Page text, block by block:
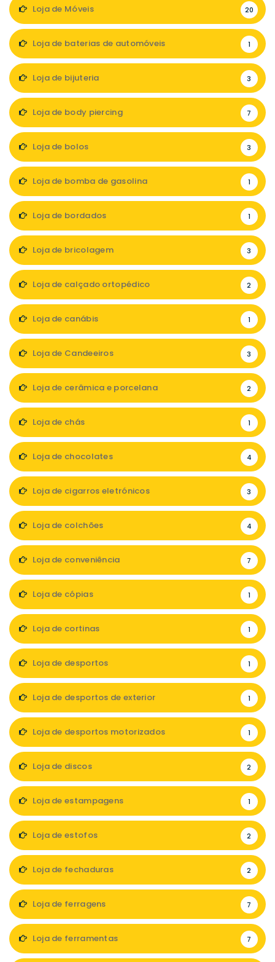
Loja de Móveis 20
Loja de baterias de automóveis 1
Loja de bijuteria 3
Loja de body piercing 7
Loja de bolos 3
Loja de bomba de gasolina 1
Loja de bordados 1
Loja de bricolagem 3
Loja de calçado ortopédico 2
Loja de canábis 1
Loja de Candeeiros 3
Loja de cerâmica e porcelana 2
Loja de chás 1
Loja de chocolates 4
Loja de cigarros eletrónicos 3
Loja de colchões 4
Loja de conveniência 7
Loja de cópias 1
Loja de cortinas 1
Loja de desportos 1
Loja de desportos de exterior 1
Loja de desportos motorizados 1
Loja de discos 2
Loja de estampagens 1
Loja de estofos 2
Loja de fechaduras 2
Loja de ferragens 7
Loja de ferramentas 7